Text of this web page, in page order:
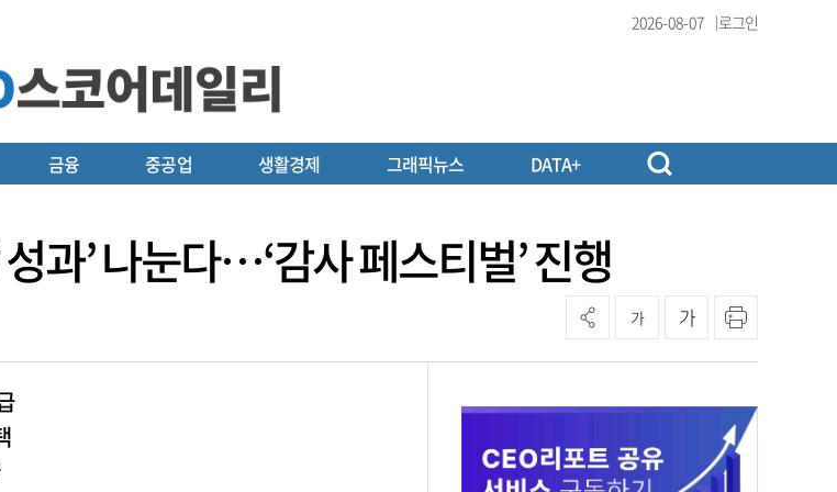
2026-08-07 로그인
금융 중공업 생활경제 그래픽뉴스 DATA+
과’ 나눈다…‘감사 페스티벌’ 진행
가 가